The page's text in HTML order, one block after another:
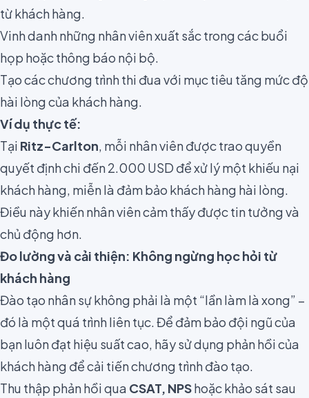
từ khách hàng.
Vinh danh những nhân viên xuất sắc trong các buổi
họp hoặc thông báo nội bộ.
Tạo các chương trình thi đua với mục tiêu tăng mức độ
hài lòng của khách hàng.
Ví dụ thực tế:
Tại Ritz-Carlton, mỗi nhân viên được trao quyền
quyết định chi đến 2.000 USD để xử lý một khiếu nại
khách hàng, miễn là đảm bảo khách hàng hài lòng.
Điều này khiến nhân viên cảm thấy được tin tưởng và
chủ động hơn.
Đo lường và cải thiện: Không ngừng học hỏi từ
khách hàng
Đào tạo nhân sự không phải là một “lần làm là xong” –
đó là một quá trình liên tục. Để đảm bảo đội ngũ của
bạn luôn đạt hiệu suất cao, hãy sử dụng phản hồi của
khách hàng để cải tiến chương trình đào tạo.
Thu thập phản hồi qua CSAT, NPShoặc khảo sát sau